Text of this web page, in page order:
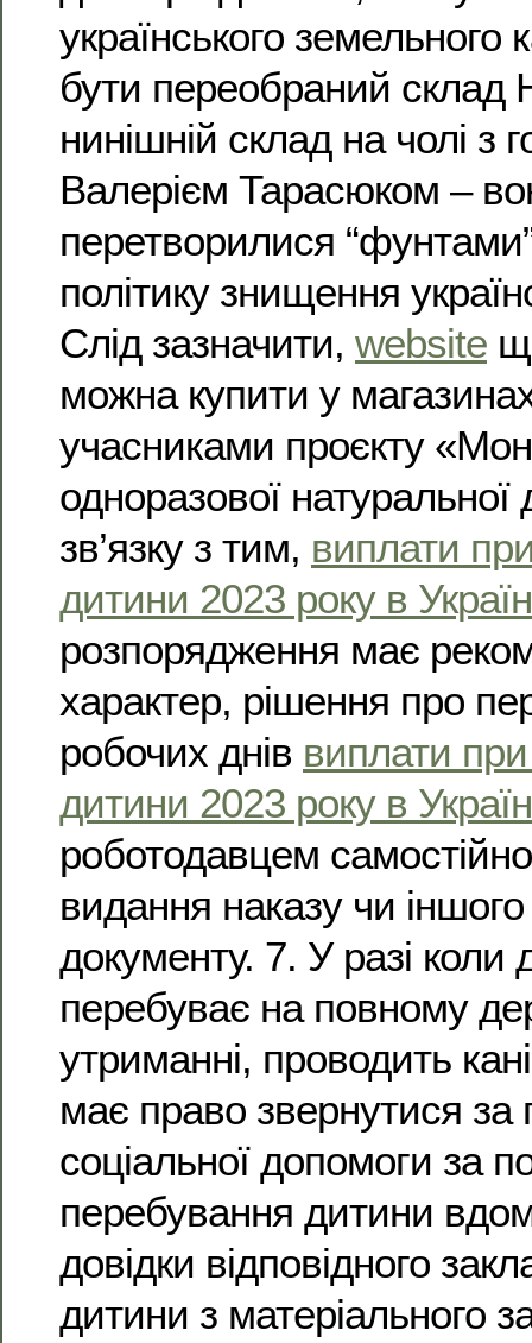
українського земельного
бути переобраний
нинішній склад на чолі з
Валерієм Тарасюком –
перетворилися
політику знищення
Слід зазначити, website
можна купити у
учасниками проєкту
одноразової
зв’язку з тим, виплати
дитини 2023 року в
розпорядження має
характер, рішення про
робочих днів виплати
дитини 2023 року в
роботодавцем
видання наказу чи
документу. 7. У разі коли
перебуває на повному
утриманні, проводить
має право звернутися за
соціальної допомоги за
перебування дитини
довідки відповідного
дитини з матеріального